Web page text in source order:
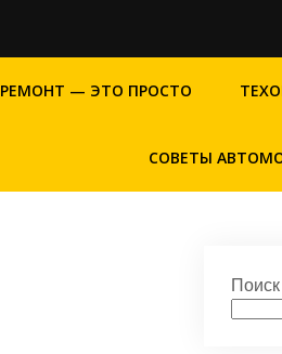
РЕМОНТ — ЭТО ПРОСТО
СОВЕТЫ
Поиск